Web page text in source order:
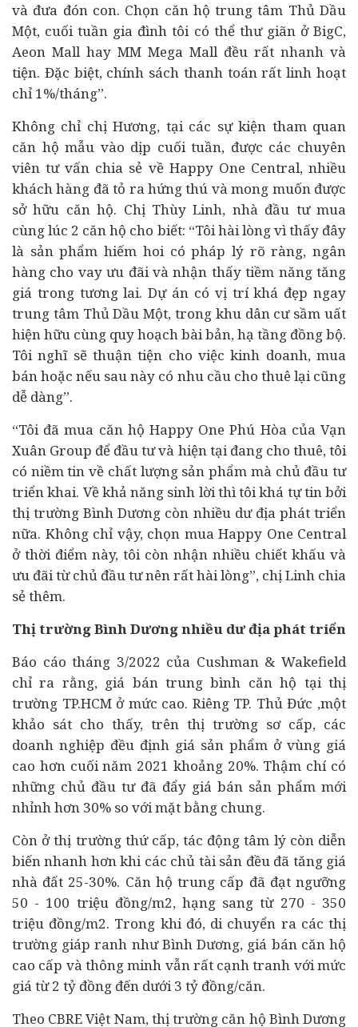
và đưa đón con. Chọn căn hộ trung tâm Thủ Dầu
Một, cuối tuần gia đình tôi có thể thư giãn ở BigC,
Aeon Mall hay MM Mega Mall đều rất nhanh và
tiện. Đặc biệt, chính sách thanh toán rất linh hoạt
chỉ 1%/tháng”.
Không chỉ chị Hương, tại các sự kiện tham quan
căn hộ mẫu vào dịp cuối tuần, được các chuyên
viên tư vấn chia sẻ về Happy One Central, nhiều
khách hàng đã tỏ ra hứng thú và mong muốn được
sở hữu căn hộ. Chị Thùy Linh, nhà đầu tư mua
cùng lúc 2 căn hộ cho biết: “Tôi hài lòng vì thấy đây
là sản phẩm hiếm hoi có pháp lý rõ ràng, ngân
hàng cho vay ưu đãi và nhận thấy tiềm năng tăng
giá trong tương lai. Dự án có vị trí khá đẹp ngay
trung tâm Thủ Dầu Một, trong khu dân cư sầm uất
hiện hữu cùng quy hoạch bài bản, hạ tầng đồng bộ.
Tôi nghĩ sẽ thuận tiện cho việc kinh doanh, mua
bán hoặc nếu sau này có nhu cầu cho thuê lại cũng
dễ dàng”.
“Tôi đã mua căn hộ Happy One Phú Hòa của Vạn
Xuân Group để đầu tư và hiện tại đang cho thuê, tôi
có niềm tin về chất lượng sản phẩm mà chủ đầu tư
triển khai. Về khả năng sinh lời thì tôi khá tự tin bởi
thị trường Bình Dương còn nhiều dư địa phát triển
nữa. Không chỉ vậy, chọn mua Happy One Central
ở thời điểm này, tôi còn nhận nhiều chiết khấu và
ưu đãi từ chủ đầu tư nên rất hài lòng”, chị Linh chia
sẻ thêm.
Thị trường Bình Dương nhiều dư địa phát triển
Báo cáo tháng 3/2022 của Cushman & Wakefield
chỉ ra rằng, giá bán trung bình căn hộ tại thị
trường TP.HCM ở mức cao. Riêng TP. Thủ Đức ,một
khảo sát cho thấy, trên thị trường sơ cấp, các
doanh nghiệp đều định giá sản phẩm ở vùng giá
cao hơn cuối năm 2021 khoảng 20%. Thậm chí có
những chủ đầu tư đã đẩy giá bán sản phẩm mới
nhỉnh hơn 30% so với mặt bằng chung.
Còn ở thị trường thứ cấp, tác động tâm lý còn diễn
biến nhanh hơn khi các chủ tài sản đều đã tăng giá
nhà đất 25-30%. Căn hộ trung cấp đã đạt ngưỡng
50 - 100 triệu đồng/m2, hạng sang từ 270 - 350
triệu đồng/m2. Trong khi đó, di chuyển ra các thị
trường giáp ranh như Bình Dương, giá bán căn hộ
cao cấp và thông minh vẫn rất cạnh tranh với mức
giá từ 2 tỷ đồng đến dưới 3 tỷ đồng/căn.
Theo CBRE Việt Nam, thị trường căn hộ Bình Dương